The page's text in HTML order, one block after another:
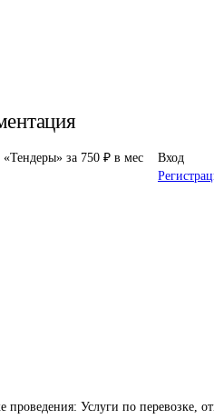
за 750 ₽ в мес
Вход
проведения: Услуги по перевозке,